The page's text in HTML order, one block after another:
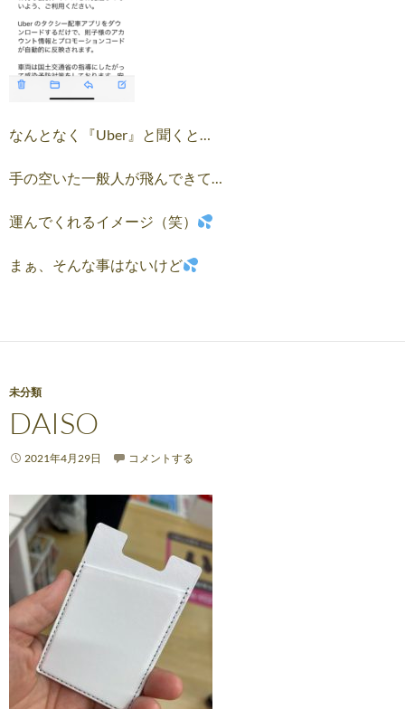
なんとなく『Uber』と聞くと…
手の空いた一般人が飛んできて…
運んでくれるイメージ（笑）
まぁ、そんな事はないけど
未分類
DAISO
2021年4月29日 コメントする